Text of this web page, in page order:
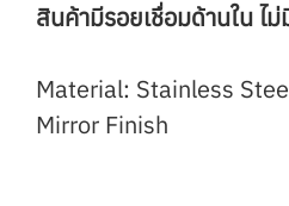
สินค้ามีรอยเชื่อมด้านใน ไ
Material: Stainless
Mirror Finish